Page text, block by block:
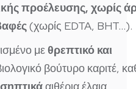
προέλευσης, χωρίς
(χωρίς EDTA, BHT…).
μεθρεπτικό και
βούτυρο καριτέ,